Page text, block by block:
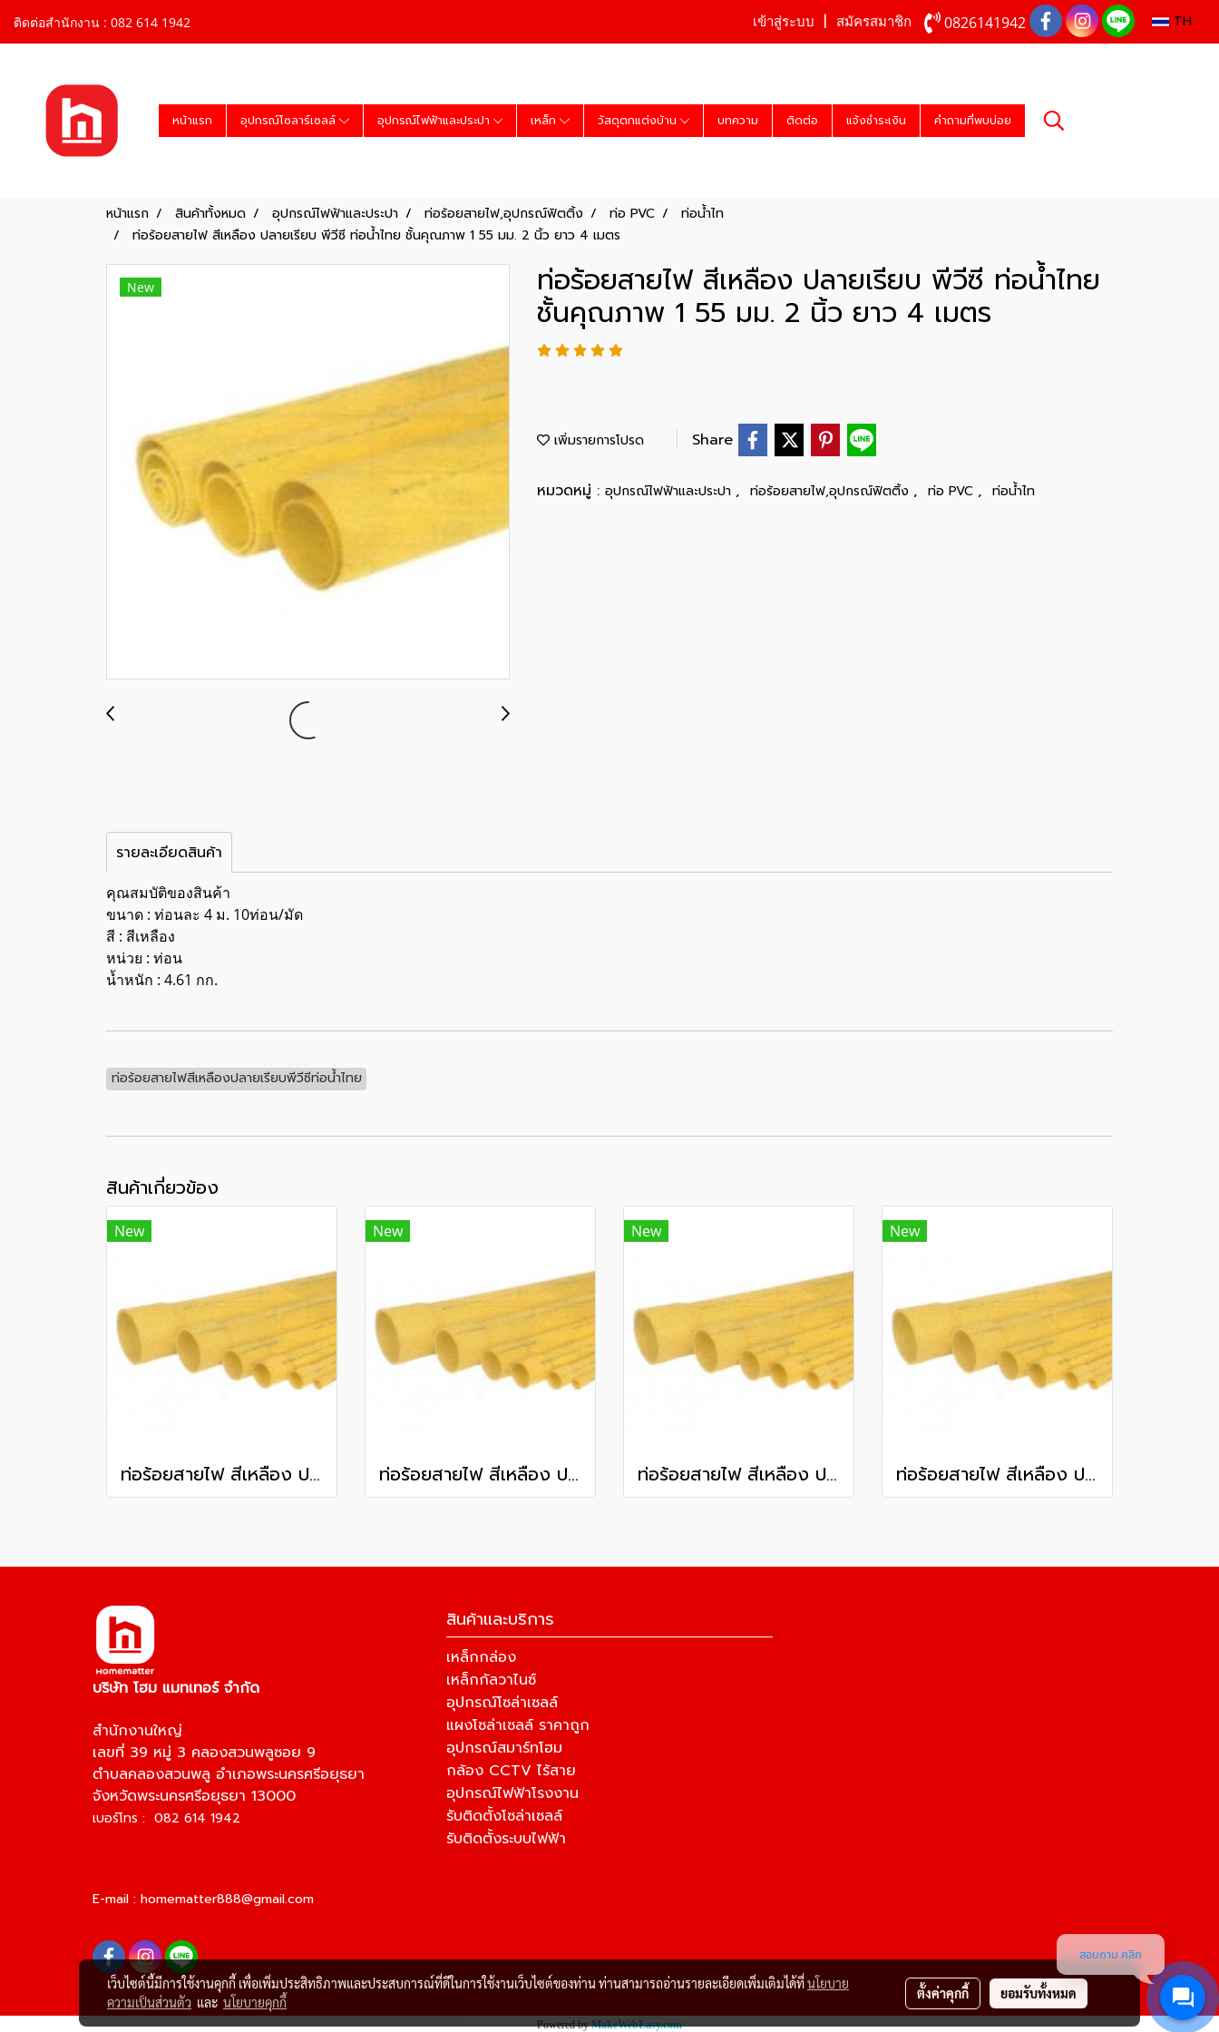
ติดต่อสำนักงาน : 082 614 1942 เข้าสู่ระบบ สมัครสมาชิก 0826141942 TH
หน้าแรก อุปกรณ์โซลาร์เซลล์ อุปกรณ์ไฟฟ้าและประปา เหล็ก วัสดุตกแต่งบ้าน บทความ ติดต่อ แจ้งชำระเงิน คำถามที่พบบ่อย
หน้าแรก สินค้าทั้งหมด อุปกรณ์ไฟฟ้าและประปา ท่อร้อยสายไฟ,อุปกรณ์ฟิตติ้ง ท่อ PVC
ท่อน้ำไท
ท่อร้อยสายไฟ สีเหลือง ปลายเรียบ พีวีซี ท่อน้ำไทย ชั้นคุณภาพ 1 55 มม. 2 นิ้ว ยาว 4 เมตร
New ท่อร้อยสายไฟ สีเหลือง ปลายเรียบ พีวีซี ท่อน้ำไทย
ชั้นคุณภาพ 1 55 มม. 2 นิ้ว ยาว 4 เมตร
เพิ่มรายการโปรด Share
หมวดหมู่ : อุปกรณ์ไฟฟ้าและประปา , ท่อร้อยสายไฟ,อุปกรณ์ฟิตติ้ง , ท่อ PVC , ท่อน้ำไท
รายละเอียดสินค้า
คุณสมบัติของสินค้า
ขนาด : ท่อนละ 4 ม. 10ท่อน/มัด
สี : สีเหลือง
หน่วย : ท่อน
น้ำหนัก : 4.61 กก.
ท่อร้อยสายไฟสีเหลืองปลายเรียบพีวีซีท่อน้ำไทย
สินค้าเกี่ยวข้อง
New
ท่อร้อยสายไฟ สีเหลือง ปลายบาน พีวีซี ท่อน้ำไทย ชั้นคุณภาพ 3 80 มม. 3 นิ้ว ยาว 6 เมตร
New
ท่อร้อยสายไฟ สีเหลือง ปลายบาน พีวีซี ท่อน้ำไทย ชั้นคุณภาพ 2 80 มม. 3 นิ้ว ยาว 6 เมตร
New
ท่อร้อยสายไฟ สีเหลือง ปลายบาน พีวีซี ท่อน้ำไทย ชั้นคุณภาพ 2 100 มม. 4 นิ้ว ยาว 6 เมตร
New
ท่อร้อยสายไฟ สีเหลือง ปลายบาน พีวีซี ท่อน้ำไทย ชั้นคุณภาพ 3 100 มม. 4 นิ้ว ยาว 6 เมตร
บริษัท โฮม แมทเทอร์ จำกัด
สำนักงานใหญ่
เลขที่ 39 หมู่ 3 คลองสวนพลูซอย 9
ตำบลคลองสวนพลู อำเภอพระนครศรีอยุธยา
จังหวัดพระนครศรีอยุธยา 13000
เบอร์โทร : 082 614 1942
E-mail : homematter888@gmail.com
สินค้าและบริการ
เหล็กกล่อง
เหล็กกัลวาไนซ์
อุปกรณ์โซล่าเซลล์
แผงโซล่าเซลล์ ราคาถูก
อุปกรณ์สมาร์ทโฮม
กล้อง CCTV ไร้สาย
อุปกรณ์ไฟฟ้าโรงงาน
รับติดตั้งโซล่าเซลล์
รับติดตั้งระบบไฟฟ้า
Powered byMakeWebEasy.com
เว็บไซต์นี้มีการใช้งานคุกกี้ เพื่อเพิ่มประสิทธิภาพและประสบการณ์ที่ดีในการใช้งานเว็บไซต์ของท่าน ท่านสามารถอ่านรายละเอียดเพิ่มเติมได้ที่นโยบาย
ความเป็นส่วนตัว และ นโยบายคุกกี้
ตั้งค่าคุกกี้ ยอมรับทั้งหมด
สอบถาม คลิก